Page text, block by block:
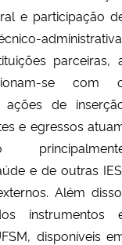
e participação
parceiras,
se com
ações de
e egressos
e de outras
Além
instrumentos
disponíveis